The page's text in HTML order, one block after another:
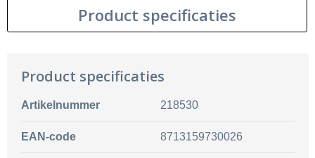
Product specificaties
Product specificaties
Artikelnummer 218530
EAN-code 8713159730026